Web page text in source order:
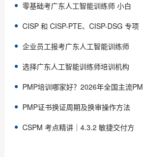
零基础考广东人工智能训练师 小白
CISP 和 CISP-PTE、CISP-DSG 专项
企业员工报考广东人工智能训练师
选择广东人工智能训练师培训机构
PMP培训哪家好？2026年全国主流PM
PMP证书换证周期及换审操作方法
CSPM 考点精讲｜4.3.2 敏捷交付方